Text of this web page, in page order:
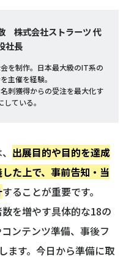
株式会社ストラーツ 代
社長
を制作。日本最大級のIT系の
主催を経験。
刺獲得からの受注を最大化す
ている。
出展目的や目的を達成
た上で、事前告知・当
することが重要です。
を増やす具体的な18の
ンテンツ準備、事後フ
ます。今日から準備に取